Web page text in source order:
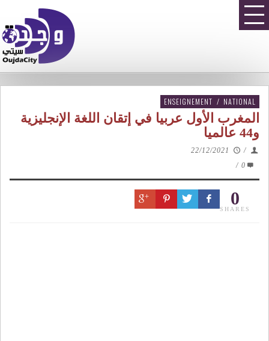
ENSEIGNEMENT / NATIONAL
المغرب الأول عربيا في إتقان اللغة الإنجليزية
و44 عالميا
/
22/12/2021
0
/
0
SHARES